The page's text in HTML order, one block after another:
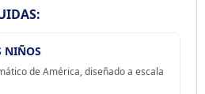
NIÑOS
de América, diseñado a escala